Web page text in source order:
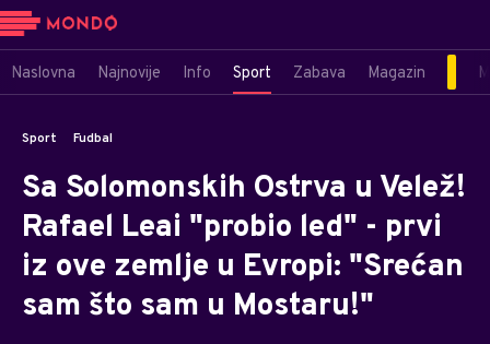
Naslovna Najnovije Info Sport Zabava Magazin
Sport Fudbal
Sa Solomonskih Ostrva u Velež!
Rafael Leai "probio led" - prvi
iz ove zemlje u Evropi: "Srećan
sam što sam u Mostaru!"